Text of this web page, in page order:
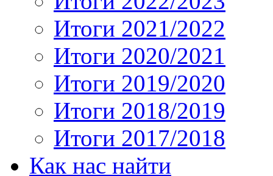
Итоги 2021/2022
Итоги 2020/2021
Итоги 2019/2020
Итоги 2018/2019
Итоги 2017/2018
Как нас найти